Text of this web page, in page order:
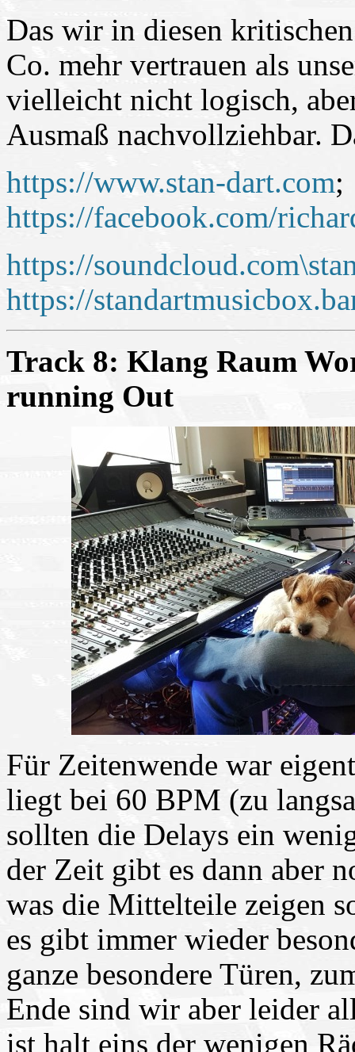
Das wir in diesen
Co. mehr vertrauen als
vielleicht nicht logisch,
Ausmaß nachvollziehbar.
https://www.stan-dart.com;
https://facebook.com/
https://
https://
Track 8: Klang Raum
running Out
Für Zeitenwende war
liegt bei 60 BPM (zu
sollten die Delays ein
der Zeit gibt es dann aber
was die Mittelteile zeigen
es gibt immer wieder
ganze besondere Türen,
Ende sind wir aber leider
ist halt eins der wenigen